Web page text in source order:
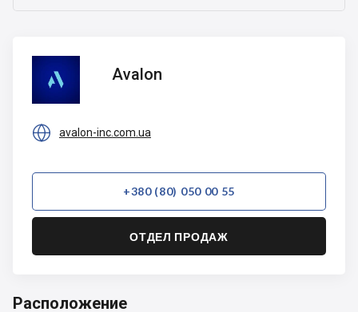
Avalon
 avalon-inc.com.ua
+380 (80) 050 00 55
ОТДЕЛ ПРОДАЖ
Расположение